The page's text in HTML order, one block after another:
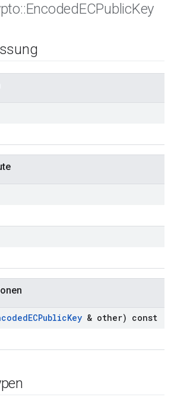
::EncodedECPublicKey
ECPublicKey & other) const